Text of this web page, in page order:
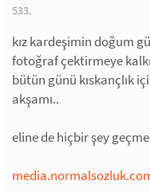
533.
kız kardeşimin doğum
fotoğraf çektirmeye
bütün günü kıskançlık
akşamı..
eline de hiçbir şey